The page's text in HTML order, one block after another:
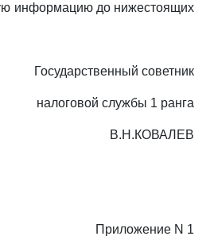
информацию до нижестоящих
Государственный советник
налоговой службы 1 ранга
В.Н.КОВАЛЕВ
Приложение N 1